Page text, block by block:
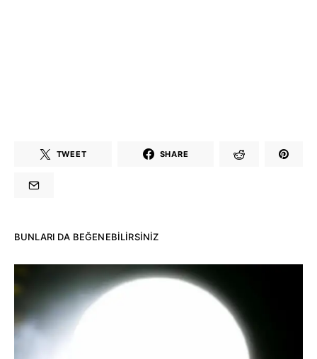
TWEET SHARE
BUNLARI DA BEĞENEBILIRSINIZ